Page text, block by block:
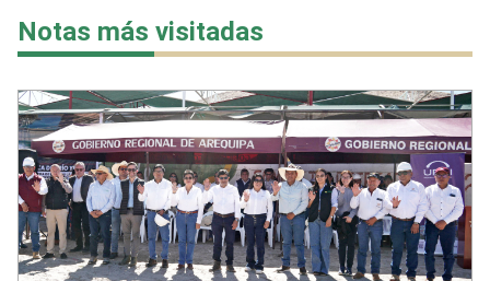
Notas más visitadas